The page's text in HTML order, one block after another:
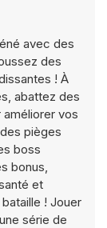
avec des
des
! À
abattez des
vos
pièges
boss
bonus,
et
! Jouer
série de